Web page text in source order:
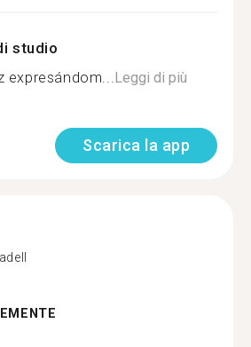
studio
expresándom...Leggi di più
Scarica la app